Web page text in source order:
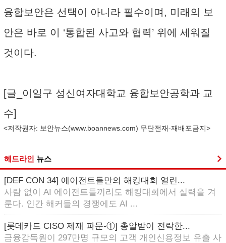
융합보안은 선택이 아니라 필수이며, 미래의 보
안은 바로 이 ‘통합된 사고와 협력’ 위에 세워질
것이다.
[글_이일구 성신여자대학교 융합보안공학과 교
수]
<저작권자: 보안뉴스(www.boannews.com) 무단전재-재배포금지>
헤드라인 뉴스
[DEF CON 34] 에이전트들만의 해킹대회 열린...
사람 없이 AI 에이전트들끼리도 해킹대회에서 실력을 겨
룬다. 인간 해커들의 경쟁에도 AI ...
[롯데카드 CISO 제재 파문-①] 총알받이 전락한...
금융감독원이 297만명 규모의 고객 개인신용정보 유출 사